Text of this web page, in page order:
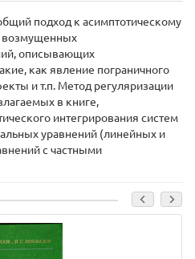
подход к асимптотическому
возмущенных
описывающих
как явление пограничного
и т.п. Метод регуляризации
в книге,
интегрирования систем
уравнений (линейных и
с частными